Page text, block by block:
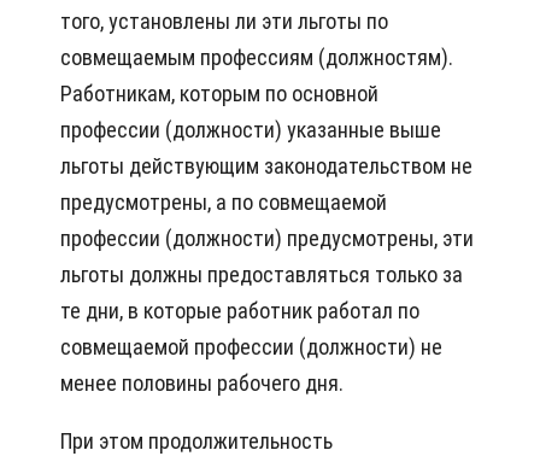
того, установлены ли эти льготы по
совмещаемым профессиям (должностям).
Работникам, которым по основной
профессии (должности) указанные выше
льготы действующим законодательством не
предусмотрены, а по совмещаемой
профессии (должности) предусмотрены, эти
льготы должны предоставляться только за
те дни, в которые работник работал по
совмещаемой профессии (должности) не
менее половины рабочего дня.
При этом продолжительность